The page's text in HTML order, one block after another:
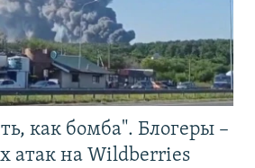
как бомба". Блогеры –
атак на Wildberries